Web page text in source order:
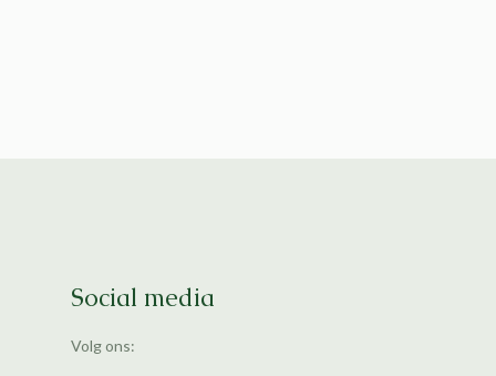
Social media
Volg ons: